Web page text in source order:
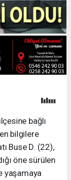
bağlı
bilgilere
Buse D. (22),
öne sürülen
yaşamaya